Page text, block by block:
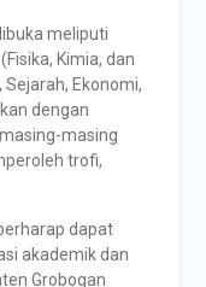
meliputi
Kimia, dan
Sejarah, Ekonomi,
dengan
masing
trofi,
dapat
akademik dan
Grobogan